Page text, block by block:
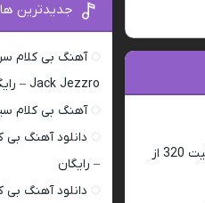
به نام دلبر شیرین همراه با متن کامل و کیفیت 320 از
جدیدترین ها
Jack Jezzro – رایگان
آهنگ بی کلام
دانلود آهنگ
– رایگان
دانلود آهنگ بی